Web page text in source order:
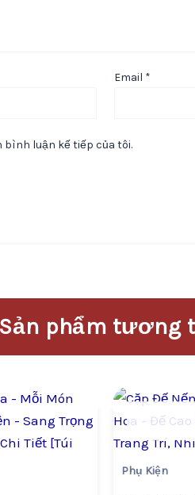
Email *
bình luận kế tiếp của tôi.
Sản phẩm tương
Phụ Kiện